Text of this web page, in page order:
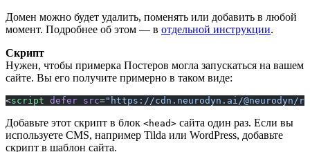
Домен можно будет удалить, поменять или добавить в любой
момент. Подробнее об этом — в отдельной инструкции.
Скрипт
Нужен, чтобы примерка Постеров могла запускаться на вашем
сайте. Вы его получите примерно в таком виде:
<script defer src="https://cdn.neurodyn.ai/@neurodyn/
Добавьте этот скрипт в блок <head> сайта один раз. Если вы
используете CMS, например Tilda или WordPress, добавьте
скрипт в шаблон сайта.